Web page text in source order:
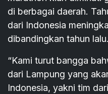
di berbagai daerah.
dari Indonesia
dibandingkan tahun lalu.
“Kami turut bangga
dari Lampung yang
Indonesia, yakni tim